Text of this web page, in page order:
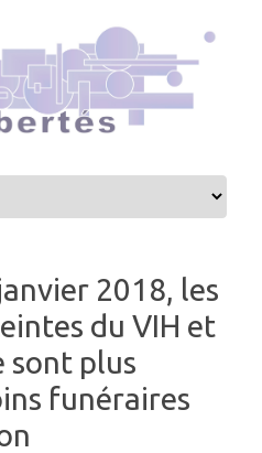
2018, les
du VIH et
sont plus
funéraires